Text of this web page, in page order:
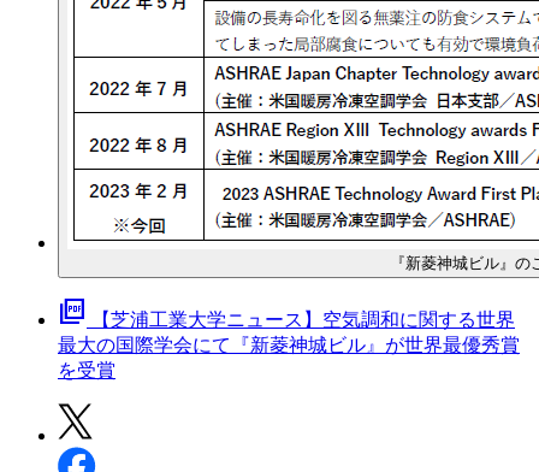
『新菱神城ビル』
picture_as_pdf
【芝浦工業大学ニュース】空気調和に関する世界
最大の国際学会にて『新菱神城ビル』が世界最優秀賞
を受賞